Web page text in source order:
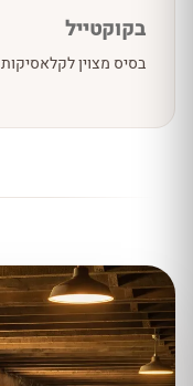
בקוקטייל
בסיס מצוין לקלאסיקות